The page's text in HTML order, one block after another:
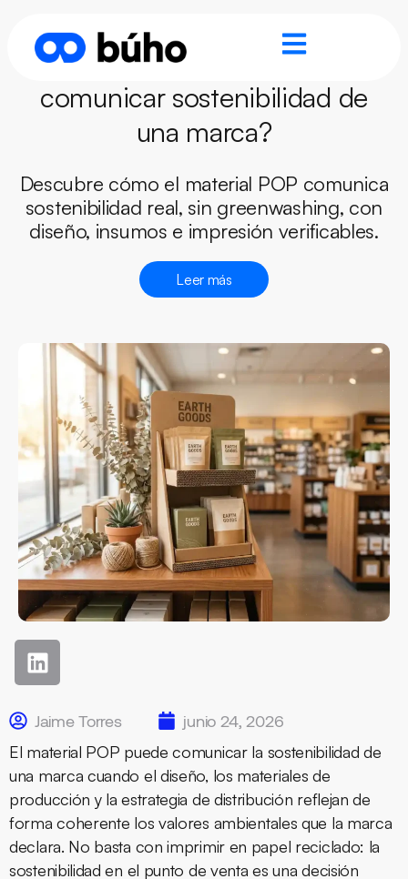
¿Cómo el material POP puede
comunicar sostenibilidad de
una marca?
Descubre cómo el material POP comunica
sostenibilidad real, sin greenwashing, con
diseño, insumos e impresión verificables.
Leer más
Jaime Torres
junio 24, 2026
El material POP puede comunicar la sostenibilidad de
una marca cuando el diseño, los materiales de
producción y la estrategia de distribución reflejan de
forma coherente los valores ambientales que la marca
declara. No basta con imprimir en papel reciclado: la
sostenibilidad en el punto de venta es una decisión